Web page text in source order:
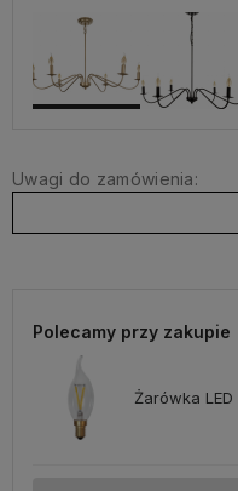
Uwagi do zamówienia:
Polecamy przy zakupie
Żarówka